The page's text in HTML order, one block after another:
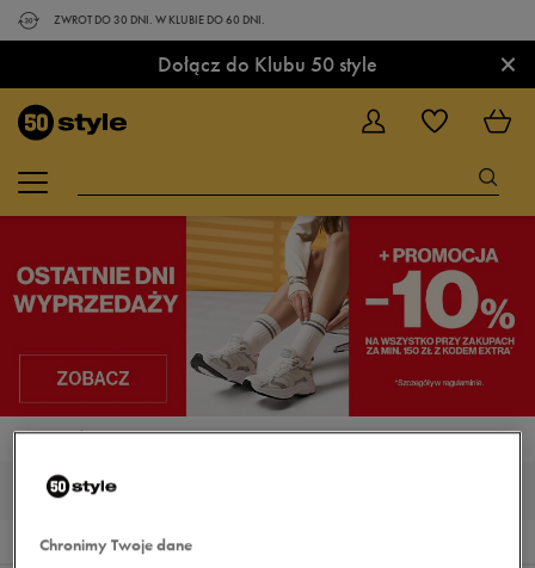
ZWROT DO 30 DNI. W KLUBIE DO 60 DNI.
Dołącz do Klubu 50 style ×
STRONA GŁÓWNA NIKE REVOLUTION
0
Wyników
Chronimy Twoje dane